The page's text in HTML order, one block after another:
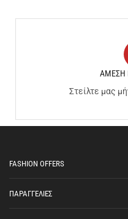
ΑΜΕΣΗ
Στείλτε μας
FASHION OFFERS
ΠΑΡΑΓΓΕΛΙΕΣ